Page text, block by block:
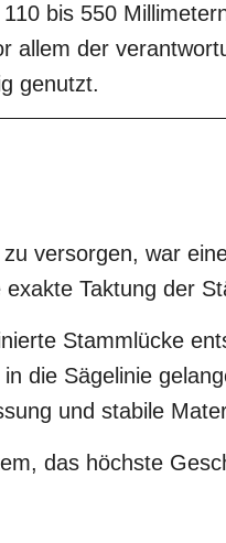
bis 550
allem der
genutzt.
versorgen, war
Taktung der
Stammlücke
die Sägelinie
und stabile
das höchste